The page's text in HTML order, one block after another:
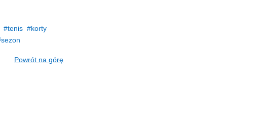
tenis
korty
sezon
Powrót na górę